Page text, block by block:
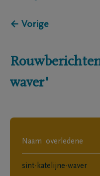
← Vorige
waver'